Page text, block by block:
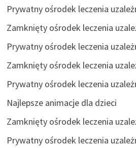
Prywatny ośrodek leczenia
Zamknięty ośrodek leczenia
Prywatny ośrodek leczenia
Zamknięty ośrodek leczenia
Prywatny ośrodek leczenia
Najlepsze animacje dla dzieci
Zamknięty ośrodek leczenia
Prywatny ośrodek leczenia